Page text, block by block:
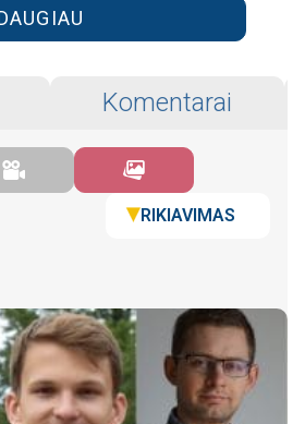
Komentarai
RIKIAVIMAS